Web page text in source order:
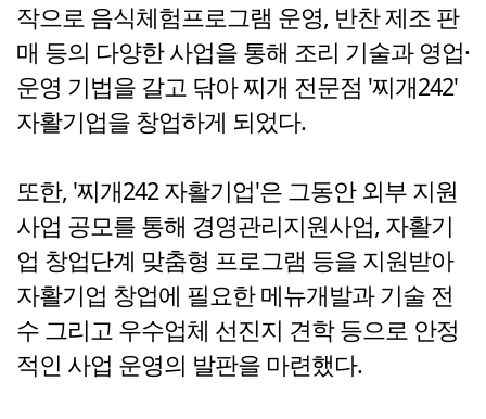
작으로 음식체험프로그램 운영, 반찬 제조 판
매 등의 다양한 사업을 통해 조리 기술과 영업·
운영 기법을 갈고 닦아 찌개 전문점 '찌개242'
자활기업을 창업하게 되었다.
또한, '찌개242 자활기업'은 그동안 외부 지원
사업 공모를 통해 경영관리지원사업, 자활기
업 창업단계 맞춤형 프로그램 등을 지원받아
자활기업 창업에 필요한 메뉴개발과 기술 전
수 그리고 우수업체 선진지 견학 등으로 안정
적인 사업 운영의 발판을 마련했다.